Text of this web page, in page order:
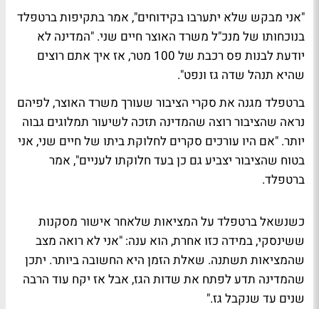
"אני מבקש שלא יתערבו בקידוחים", אמר בתקיפות ברטפלד
בנוכחותו של מנכ"ל משרד האוצר חיים שני. "המדינה לא
יודעת לבנות פס רכבת של 100 מטר, אז איך אתם רוצים
שהיא תנהל שדה גז ונפט".
ברטפלד מגנה את סקרי הציבור שעורך משרד האוצר, לפיהם
נראה שהציבור רוצה שהמדינה תזכה לשיעור תמלוגים גבוה
יותר. "אם היו עורכים סקרים לחלוקת ביתו של חיים שני, אני
בטוח שהציבור יצביע גם כן בעד חלוקתו לעניים", אמר
ברטפלד.
כשנשאל ברטפלד על המציאות שלאחר אישור מסקנות
ששינסקי, במידה כזו אחרת, הוא ענה: "אני לא רואה מצב
שהמציאות תשתנה. שאלת הזמן היא החשובה ביותר. יתכן
שהמדינה תדע לפתח את שדות הגז, אבל אז יקח עוד הרבה
שנים עד שנקבל גז."